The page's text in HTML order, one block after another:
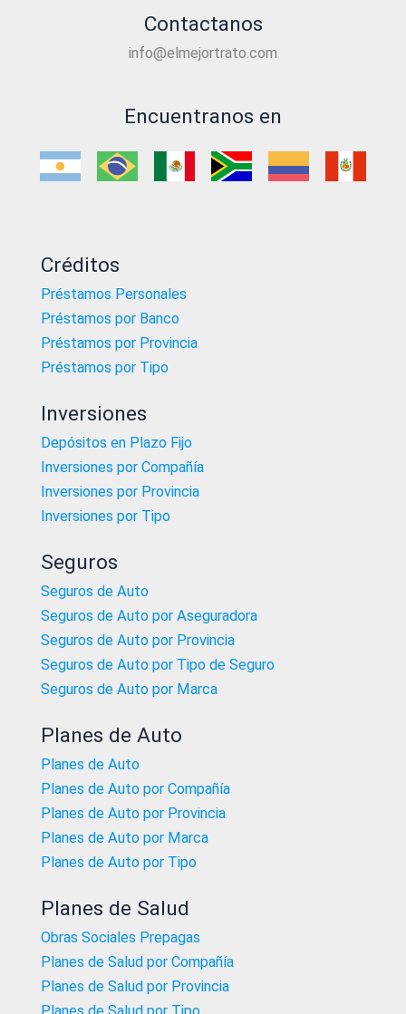
Contactanos
info@elmejortrato.com
Encuentranos en
Créditos
Préstamos Personales
Préstamos por Banco
Préstamos por Provincia
Préstamos por Tipo
Inversiones
Depósitos en Plazo Fijo
Inversiones por Compañía
Inversiones por Provincia
Inversiones por Tipo
Seguros
Seguros de Auto
Seguros de Auto por Aseguradora
Seguros de Auto por Provincia
Seguros de Auto por Tipo de Seguro
Seguros de Auto por Marca
Planes de Auto
Planes de Auto
Planes de Auto por Compañía
Planes de Auto por Provincia
Planes de Auto por Marca
Planes de Auto por Tipo
Planes de Salud
Obras Sociales Prepagas
Planes de Salud por Compañía
Planes de Salud por Provincia